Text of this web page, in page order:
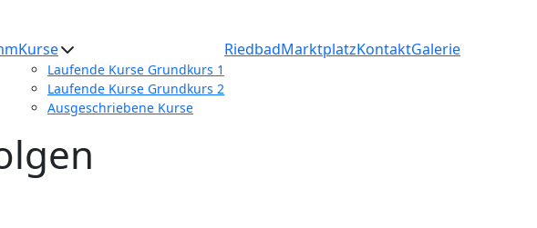
Kurse
Laufende Kurse Grundkurs 1
Laufende Kurse Grundkurs 2
Ausgeschriebene Kurse
RiedbadMarktplatzKontaktGalerie